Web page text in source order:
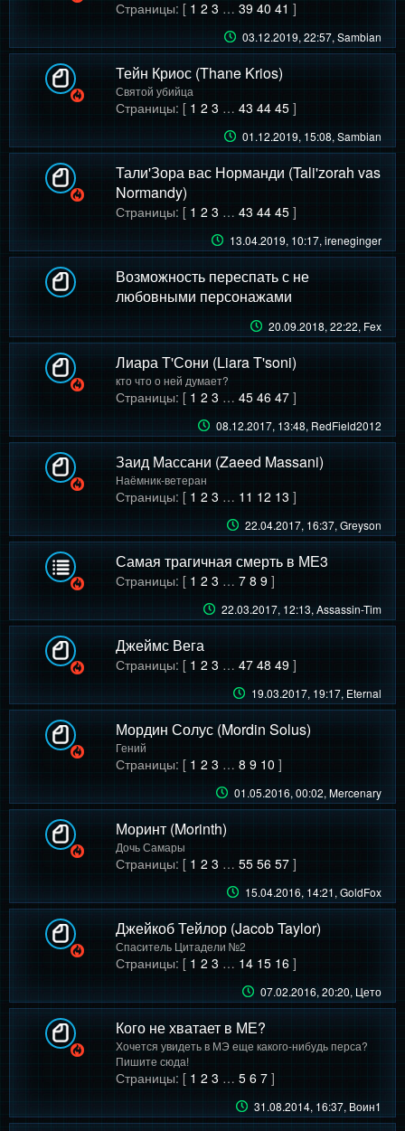
Страницы: [ 1 2 3 … 39 40 41 ]
03.12.2019, 22:57, Sambian
Тейн Криос (Thane Krios)
Святой убийца
Страницы: [ 1 2 3 … 43 44 45]
01.12.2019, 15:08, Sambian
Тали'Зора вас Норманди (Tali'zorah vas
Normandy)
Страницы: [ 1 2 3 … 43 44 45]
13.04.2019, 10:17, ireneginger
Возможность переспать с не
любовными персонажами
20.09.2018, 22:22, Fex
Лиара Т'Сони (Liara T'soni)
кто что о ней думает?
Страницы: [ 1 2 3 … 45 46 47]
08.12.2017, 13:48, RedField2012
Заид Массани (Zaeed Massani)
Наёмник-ветеран
Страницы: [ 1 2 3 … 11 12 13 ]
22.04.2017, 16:37, Grеyson
Самая трагичная смерть в МЕ3
Страницы: [ 1 2 3 … 7 8 9]
22.03.2017, 12:13, Assassin-Tim
Джеймс Вега
Страницы: [ 1 2 3 … 47 48 49]
19.03.2017, 19:17, Eternal
Мордин Солус (Mordin Solus)
Гений
Страницы: [ 1 2 3 … 8 9 10 ]
01.05.2016, 00:02, Mercenary
Моринт (Morinth)
Дочь Самары
Страницы: [ 1 2 3 … 55 56 57]
15.04.2016, 14:21, GoldFox
Джейкоб Тейлор (Jacob Taylor)
Спаситель Цитадели №2
Страницы: [ 1 2 3 … 14 15 16]
07.02.2016, 20:20, Цето
Кого не хватает в МЕ?
Хочется увидеть в МЭ еще какого-нибудь перса?
Пишите сюда!
Страницы: [ 1 2 3 … 5 6 7]
31.08.2014, 16:37, Воин1